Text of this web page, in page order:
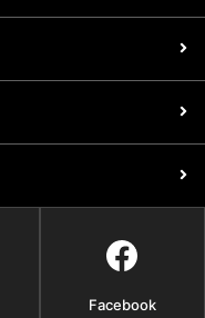
Facebook